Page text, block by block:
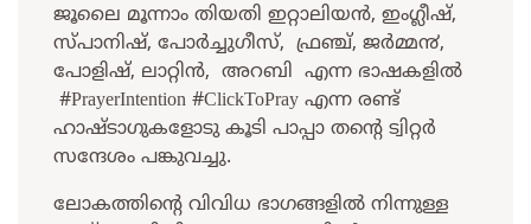
ജൂലൈ മൂന്നാം തിയതി ഇറ്റാലിയന്‍, ഇംഗ്ലീഷ്,
സ്പാനിഷ്, പോര്‍ച്ചുഗീസ്, ഫ്രഞ്ച്, ജർമ്മ൯,
പോളിഷ്, ലാറ്റിന്‍, അറബി എന്ന ഭാഷകളില്‍
#PrayerIntention #ClickToPray എന്ന രണ്ട്
ഹാഷ്ടാഗുകളോടു കൂടി പാപ്പാ തന്റെ ട്വിറ്റർ
സന്ദേശം പങ്കുവച്ചു.
ലോകത്തിന്റെ വിവിധ ഭാഗങ്ങളിൽ നിന്നുള്ള